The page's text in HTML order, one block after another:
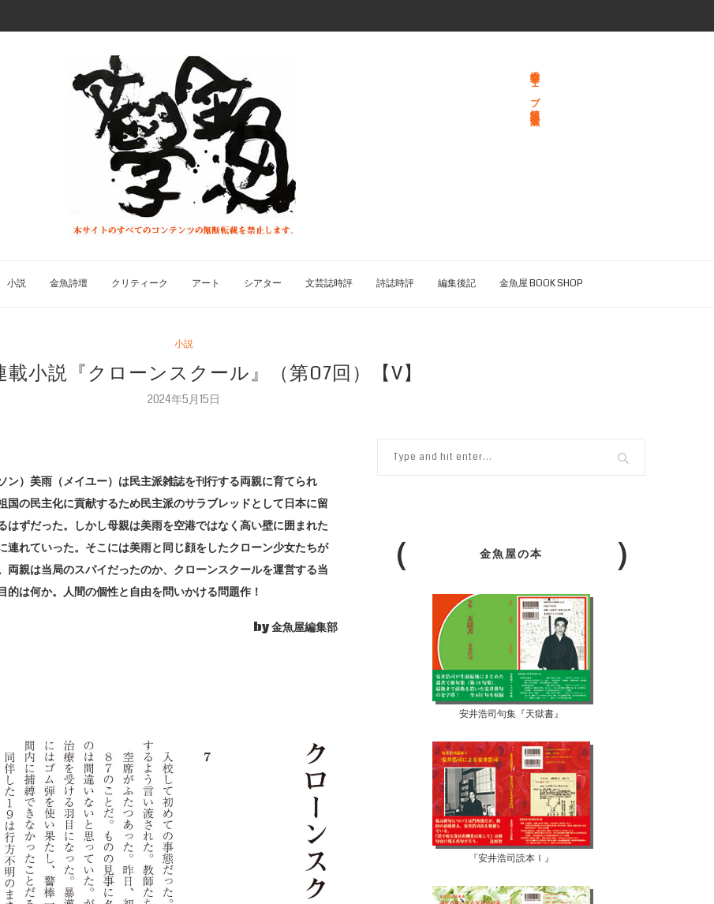
総合文学ウェブ情報誌 文学金魚
小説 金魚詩壇 クリティーク アート シアター 文芸誌時評 詩誌時評 編集後記 金魚屋 BOOK SHOP
小説
載小説『クローンスクール』（第07回）【V】
2024年5月15日
ン）美雨（メイユー）は民主派雑誌を刊行する両親に育てられ
国の民主化に貢献するため民主派のサラブレッドとして日本に留
はずだった。しかし母親は美雨を空港ではなく高い壁に囲まれた
連れていった。そこには美雨と同じ顔をしたクローン少女たちが
両親は当局のスパイだったのか、クローンスクールを運営する当
的は何か。人間の個性と自由を問いかける問題作！
by 金魚屋編集部
金魚屋の本
安井浩司句集『天獄書』
『安井浩司読本Ⅰ』